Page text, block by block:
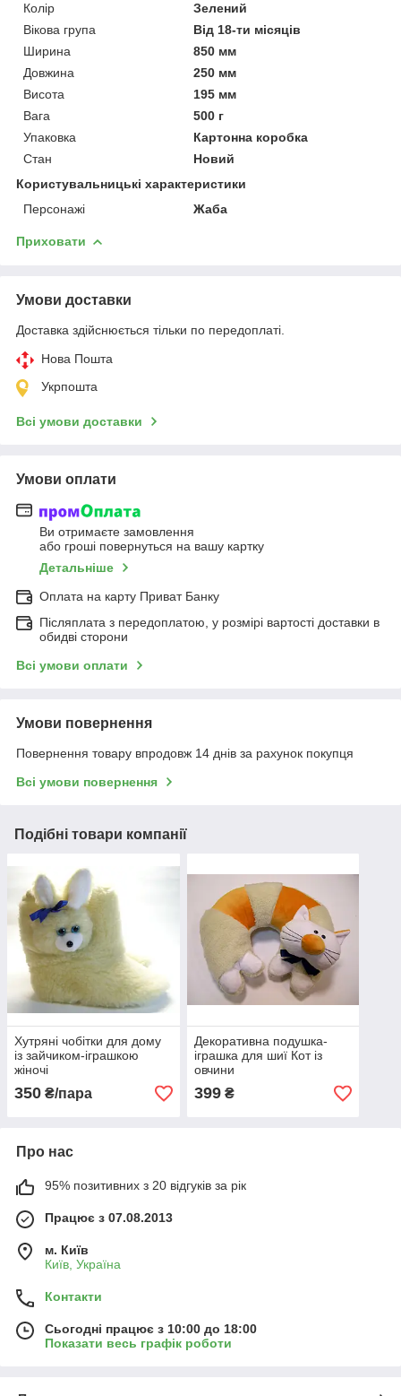
Колір
Зелений
Вікова група
Від 18-ти місяців
Ширина
850 мм
Довжина
250 мм
Висота
195 мм
Вага
500 г
Упаковка
Картонна коробка
Стан
Новий
Користувальницькі характеристики
Персонажі
Жаба
Приховати
Умови доставки
Доставка здійснюється тільки по передоплаті.
Нова Пошта
Укрпошта
Всі умови доставки
Умови оплати
Ви отримаєте замовлення
або гроші повернуться на вашу картку
Детальніше
Оплата на карту Приват Банку
Післяплата з передоплатою, у розмірі вартості доставки в
обидві сторони
Всі умови оплати
Умови повернення
Повернення товару впродовж 14 днів за рахунок покупця
Всі умови повернення
Подібні товари компанії
Хутряні чобітки для дому
із зайчиком-іграшкою
жіночі
350 ₴/пара
Декоративна подушка-
іграшка для шиї Кот із
овчини
399₴
Про нас
95% позитивних з 20 відгуків за рік
Працює з 07.08.2013
м. Київ
Київ, Україна
Контакти
Сьогодні працює з 10:00 до 18:00
Показати весь графік роботи